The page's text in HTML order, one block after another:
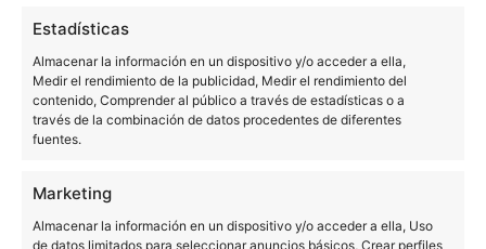
Estadísticas
Almacenar la información en un dispositivo y/o acceder a ella,
Medir el rendimiento de la publicidad, Medir el rendimiento del
contenido, Comprender al público a través de estadísticas o a
través de la combinación de datos procedentes de diferentes
fuentes.
Marketing
Almacenar la información en un dispositivo y/o acceder a ella, Uso
de datos limitados para seleccionar anuncios básicos, Crear perfiles
return to Brighton